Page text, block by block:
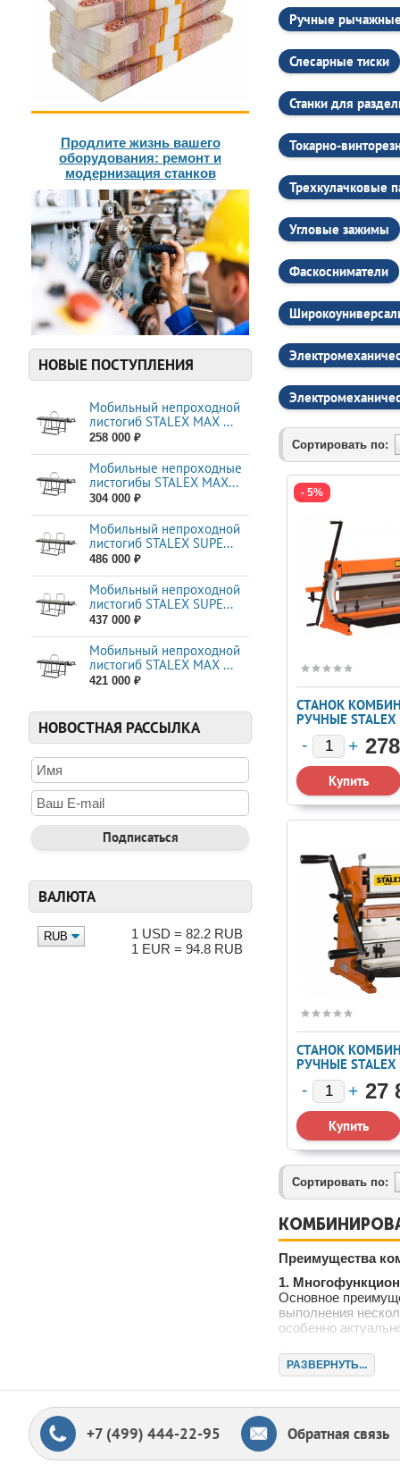
Продлите жизнь вашего
оборудования: ремонт и
модернизация станков
НОВЫЕ ПОСТУПЛЕНИЯ
Мобильный непроходной
листогиб STALEX MAX ...
258 000 ₽
Мобильные непроходные
листогибы STALEX МАХ...
304 000 ₽
Мобильный непроходной
листогиб STALEX SUPE...
486 000 ₽
Мобильный непроходной
листогиб STALEX SUPE...
437 000 ₽
Мобильный непроходной
листогиб STALEX MAX ...
421 000 ₽
НОВОСТНАЯ РАССЫЛКА
ВАЛЮТА
1 USD = 82.2 RUB
1 EUR = 94.8 RUB
Индивидуальные
случаях Stalex
нужды вашего
Безопасность и
Stalex строго
что обеспечивает
работают с
бизнеса.
Отзывы клиентов
станков, высокую
достигать новых
Реальные
Один из наших
расходы на
Stalex — это лидер
консультации и
Если вы ищете
для успешного
Ручные
Слесарные тиски
Станки для
Токарно-
Трехкулачковые
Угловые зажимы
Фаскосниматели
Сортировать по:
- 5%
СТАНОК
РУЧНЫЕ STALEX
1/1320Х1
СТАНОК
РУЧНЫЕ STALEX
1/305X1
27
Сортировать по:
Преимущества
1.
Основное
выполнения
особенно
2. Экономия
Комбинированные
3. Удобство
Станки 3-IN-1
эксплуатации.
РАЗВЕРНУТЬ...
+7 (499) 444-22-95 Обратная связь